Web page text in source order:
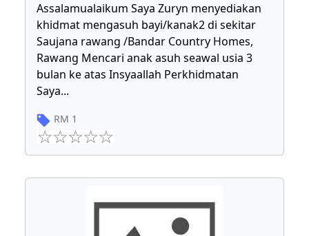
Assalamualaikum Saya Zuryn menyediakan
khidmat mengasuh bayi/kanak2 di sekitar
Saujana rawang /Bandar Country Homes,
Rawang Mencari anak asuh seawal usia 3
bulan ke atas Insyaallah Perkhidmatan
Saya...
RM 1